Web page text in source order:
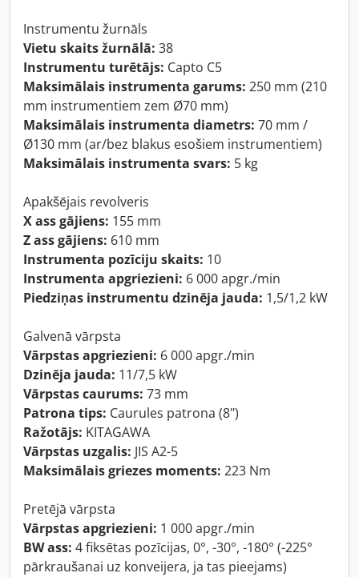
Instrumentu žurnāls
Vietu skaits žurnālā: 38
Instrumentu turētājs: Capto C5
Maksimālais instrumenta garums: 250 mm (210
mm instrumentiem zem Ø70 mm)
Maksimālais instrumenta diametrs: 70 mm /
Ø130 mm (ar/bez blakus esošiem instrumentiem)
Maksimālais instrumenta svars: 5 kg
Apakšējais revolveris
X ass gājiens: 155 mm
Z ass gājiens: 610 mm
Instrumenta pozīciju skaits: 10
Instrumenta apgriezieni: 6 000 apgr./min
Piedziņas instrumentu dzinēja jauda: 1,5/1,2 kW
Galvenā vārpsta
Vārpstas apgriezieni: 6 000 apgr./min
Dzinēja jauda: 11/7,5 kW
Vārpstas caurums: 73 mm
Patrona tips: Caurules patrona (8")
Ražotājs: KITAGAWA
Vārpstas uzgalis: JIS A2-5
Maksimālais griezes moments: 223 Nm
Pretējā vārpsta
Vārpstas apgriezieni: 1 000 apgr./min
BW ass: 4 fiksētas pozīcijas, 0°, -30°, -180° (-225°
pārkraušanai uz konveijera, ja tas pieejams)